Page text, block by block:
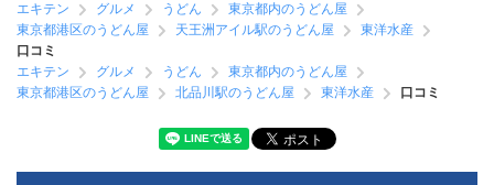
エキテン
グルメ うどん
東京都内のうどん屋
東京都港区のうどん屋
天王洲アイル駅のうどん屋
東洋水産
口コミ
エキテン
グルメ うどん
東京都内のうどん屋
東京都港区のうどん屋
北品川駅のうどん屋 東洋水産 口コミ